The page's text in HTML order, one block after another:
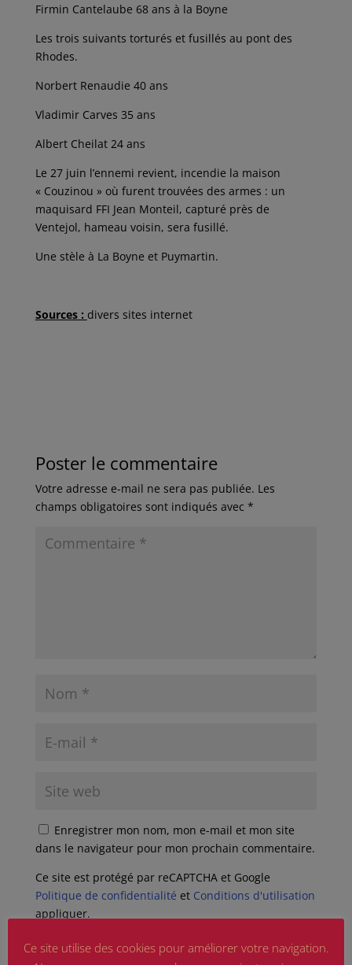
Firmin Cantelaube 68 ans à la Boyne
Les trois suivants torturés et fusillés au pont des
Rhodes.
Norbert Renaudie 40 ans
Vladimir Carves 35 ans
Albert Cheilat 24 ans
Le 27 juin l’ennemi revient, incendie la maison
« Couzinou » où furent trouvées des armes : un
maquisard FFI Jean Monteil, capturé près de
Ventejol, hameau voisin, sera fusillé.
Une stèle à La Boyne et Puymartin.
Sources : divers sites internet
Poster le commentaire
Votre adresse e-mail ne sera pas publiée. Les
champs obligatoires sont indiqués avec *
Enregistrer mon nom, mon e-mail et mon site
dans le navigateur pour mon prochain commentaire.
Ce site est protégé par reCAPTCHA et Google
Politique de confidentialité et Conditions d'utilisation
appliquer.
Ce site utilise des cookies pour améliorer votre navigation.